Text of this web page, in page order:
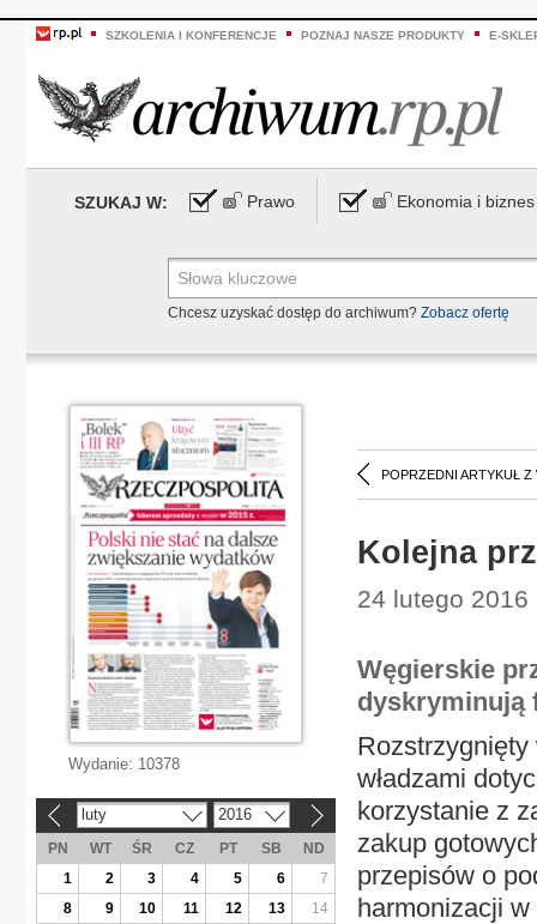
SZKOLENIA I KONFERENCJE POZNAJ NASZE PRODUKTY E-
SZUKAJ W: Prawo Ekonomia i biznes
Chcesz uzyskać dostęp do archiwum? Zobacz ofertę
POPRZEDNI ARTYKUŁ Z
Kolejna
24 lutego 2016
Węgierskie
dyskryminują
władzami
korzystanie z
zakup
przepisów o
harmonizacji
Wydanie: 10378
luty 2016
PN WT ŚR CZ PT SB
ND
1
2 3 4 5 6
7
8
9 10 11 12 13
14